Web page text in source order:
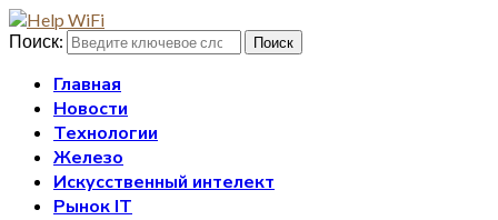
Поиск: Поиск
Главная
Новости
Технологии
Железо
Искусственный интелект
Рынок IT